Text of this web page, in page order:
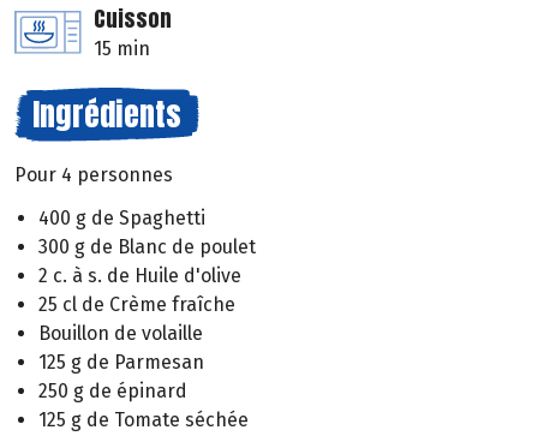
Cuisson
15 min
Ingrédients
Pour 4 personnes
400 g de Spaghetti
300 g de Blanc de poulet
2 c. à s. de Huile d'olive
25 cl de Crème fraîche
Bouillon de volaille
125 g de Parmesan
250 g de épinard
125 g de Tomate séchée